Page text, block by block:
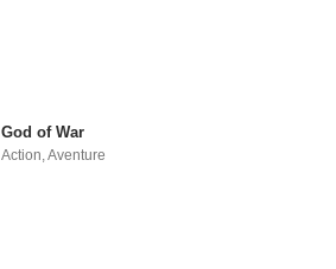
God of War
Action,Aventure